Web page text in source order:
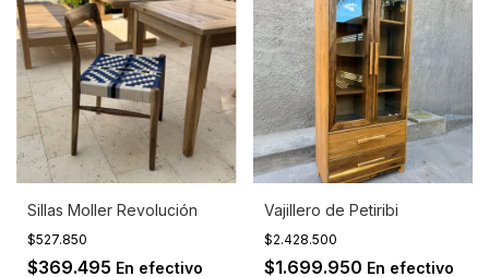
Sillas Moller Revolución
$527.850
$369.495 En efectivo
Vajillero de Petiribi
$2.428.500
$1.699.950 En efectivo